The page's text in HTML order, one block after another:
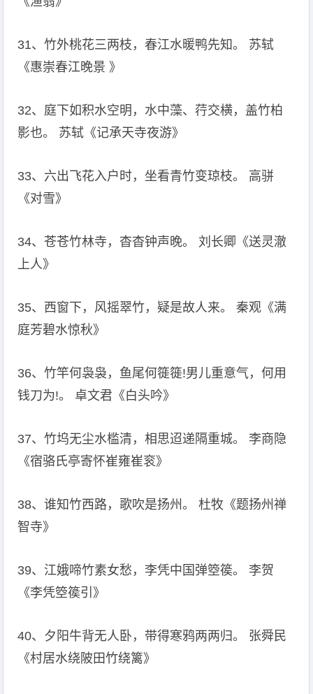
31、竹外桃花三两枝，春江水暖鸭先知。 苏轼
《惠崇春江晚景 》
32、庭下如积水空明，水中藻、荇交横，盖竹柏
影也。 苏轼《记承天寺夜游》
33、六出飞花入户时，坐看青竹变琼枝。 高骈
《对雪》
34、苍苍竹林寺，杳杳钟声晚。 刘长卿《送灵澈
上人》
35、西窗下，风摇翠竹，疑是故人来。 秦观《满
庭芳碧水惊秋》
36、竹竿何袅袅，鱼尾何簁簁!男儿重意气，何用
钱刀为!。 卓文君《白头吟》
37、竹坞无尘水槛清，相思迢递隔重城。 李商隐
《宿骆氏亭寄怀崔雍崔衮》
38、谁知竹西路，歌吹是扬州。 杜牧《题扬州禅
智寺》
39、江娥啼竹素女愁，李凭中国弹箜篌。 李贺
《李凭箜篌引》
40、夕阳牛背无人卧，带得寒鸦两两归。 张舜民
《村居水绕陂田竹绕篱》